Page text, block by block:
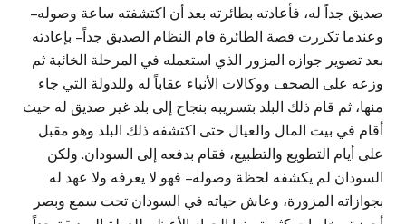
صديق جداً له، فأعادته بطائرته بعد أن اكتشفته ساعة وصوله –
وعندما تكررت قصة الطائرة قام النظام الصديق جداً – بإعادته
بعد تصوير جوازه المزور الذي استعمله في المرحلة الخائبة ثم
وزعه على الصحف ووكالات الأنباء عقاباً له وللدولة التي جاء
منها، ثم قام ذلك البلد بتسريبه بنجاح إلى بلد غير صديق له حيث
أقام في بيت المال والعيال حتى اكتشفه ذلك البلد وهو مقبل
على أيام التطويع والتطبيع، فقام بدفعه إلى السودان. ولكن
السودان لم يكشفه لحظة وصوله – فهو لا يعرفه ولا عهد له
بجوازاته المزورة، وعاش حياته في السودان تحت سمع وبصر